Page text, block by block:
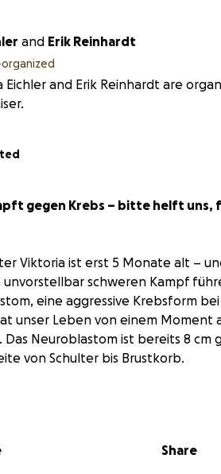
and Erik Reinhardt
Eichler and Erik Reinhardt are
gegen Krebs – bitte helft uns,
Viktoria ist erst 5 Monate alt –
unvorstellbar schweren Kampf
eine aggressive Krebsform bei
unser Leben von einem Moment
Neuroblastom ist bereits 8 cm
von Schulter bis Brustkorb.
still...Krankenhausaufenthalte,
mit ihr.
Share